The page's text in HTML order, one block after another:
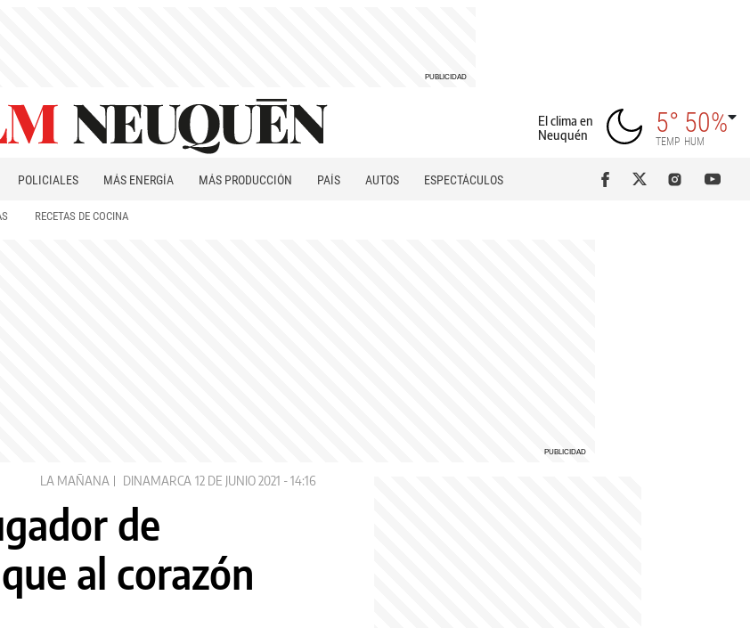
El clima en
Neuquén
5°
TEMP
50%
HUM
POLICIALES MÁS ENERGÍA MÁS PRODUCCIÓN PAÍS AUTOS
ESPECTÁCULOS
RECETAS DE COCINA
LA MAÑANA DINAMARCA 12 DE JUNIO 2021 - 14:16
de
al corazón